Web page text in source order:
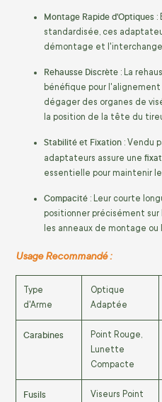
Montage Rapide d'Optiques :
standardisée, ces
démontage et
Rehausse Discrète : La
bénéfique pour
dégager des organes de
la position de la tête du
Stabilité et Fixation : Vendu
adaptateurs assure une
essentielle pour maintenir
Compacité : Leur courte
positionner précisément sur
les anneaux de montage
Usage Recommandé :
Type
d'Arme
Optique
Adaptée
Carabines
Point Rouge,
Lunette
Compacte
Fusils
Viseurs Point